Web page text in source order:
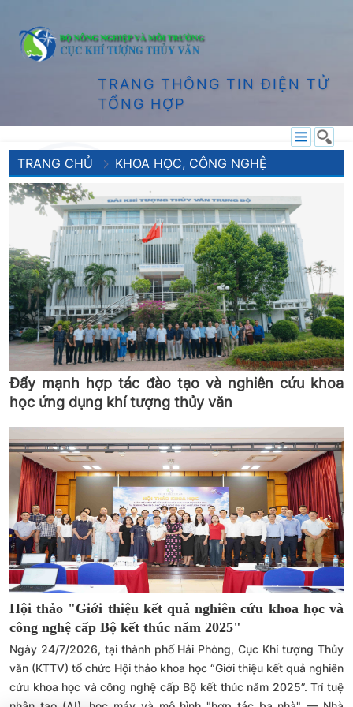
TRANG THÔNG TIN ĐIỆN TỬ
TỔNG HỢP
TRANG CHỦ KHOA HỌC, CÔNG NGHỆ
Đẩy mạnh hợp tác đào tạo và nghiên cứu khoa
học ứng dụng khí tượng thủy văn
Hội thảo "Giới thiệu kết quả nghiên cứu khoa học và
công nghệ cấp Bộ kết thúc năm 2025"
Ngày 24/7/2026, tại thành phố Hải Phòng, Cục Khí tượng Thủy
văn (KTTV) tổ chức Hội thảo khoa học “Giới thiệu kết quả nghiên
cứu khoa học và công nghệ cấp Bộ kết thúc năm 2025”. Trí tuệ